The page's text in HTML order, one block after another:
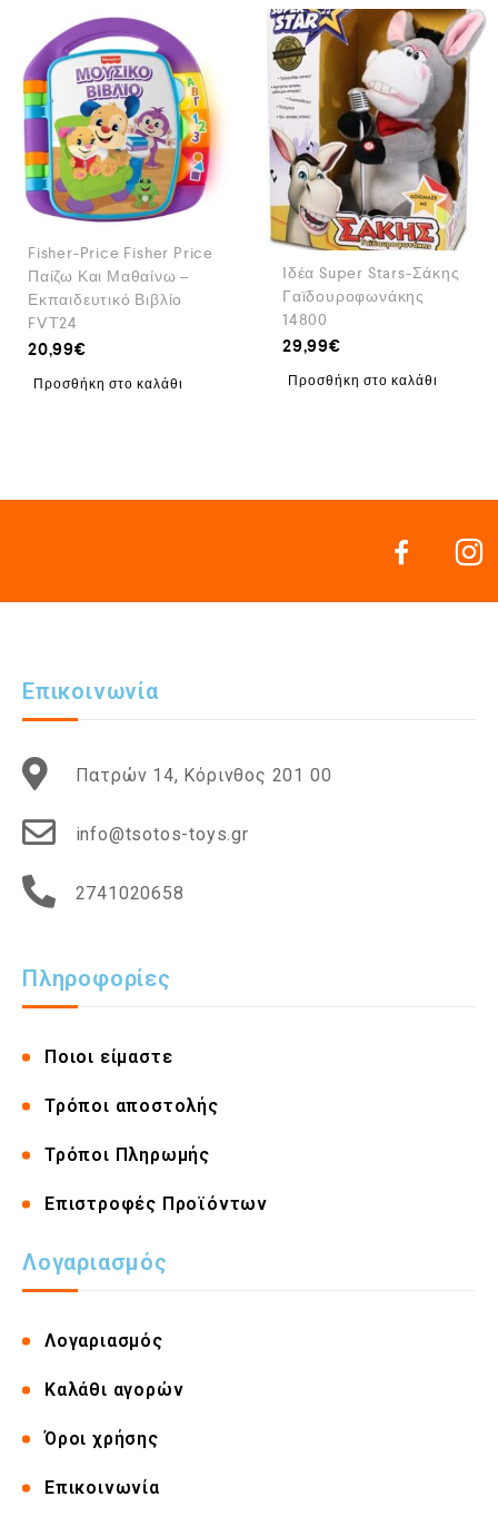
Fisher-Price Fisher Price
Παίζω Και Μαθαίνω –
Εκπαιδευτικό Βιβλίο
FVT24
20,99€
Προσθήκη στο καλάθι
Ιδέα Super Stars-Σάκης
Γαϊδουροφωνάκης
14800
29,99€
Προσθήκη στο καλάθι
Επικοινωνία
Πατρών 14, Κόρινθος 201 00
info@tsotos-toys.gr
2741020658
Πληροφορίες
Ποιοι είμαστε
Τρόποι αποστολής
Τρόποι Πληρωμής
Επιστροφές Προϊόντων
Λογαριασμός
Λογαριασμός
Καλάθι αγορών
Όροι χρήσης
Επικοινωνία